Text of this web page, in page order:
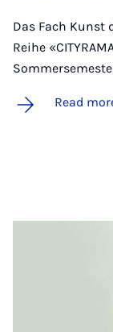
Das Fach Kunst
Reihe
Read